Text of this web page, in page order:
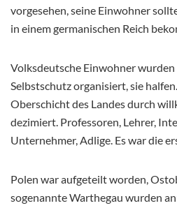
vorgesehen, seine Einwohner
in einem germanischen Reich
Volksdeutsche Einwohner
Selbstschutz organisiert, sie
Oberschicht des Landes durch
dezimiert. Professoren, Lehrer,
Unternehmer, Adlige. Es war die
Polen war aufgeteilt worden,
sogenannte Warthegau wurden